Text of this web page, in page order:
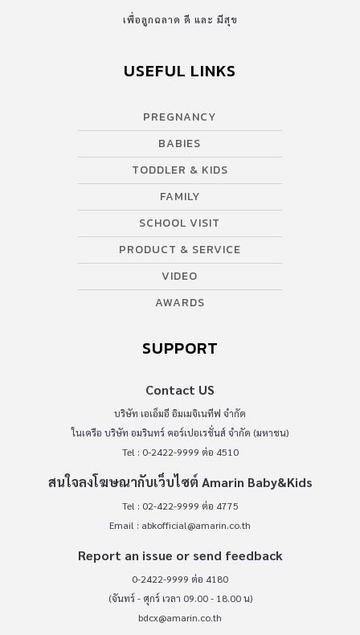
เพื่อลูกฉลาด ดี และ มีสุข
USEFUL LINKS
PREGNANCY
BABIES
TODDLER & KIDS
FAMILY
SCHOOL VISIT
PRODUCT & SERVICE
VIDEO
AWARDS
SUPPORT
Contact US
บริษัท เอเอ็มอี อิมเมจิเนทีฟ จำกัด
ในเครือ บริษัท อมรินทร์ คอร์เปอเรชั่นส์ จำกัด (มหาชน)
Tel : 0-2422-9999 ต่อ 4510
สนใจลงโฆษณากับเว็บไซต์ Amarin Baby&Kids
Tel : 02-422-9999 ต่อ 4775
Email : abkofficial@amarin.co.th
Report an issue or send feedback
0-2422-9999 ต่อ 4180
(จันทร์ - ศุกร์ เวลา 09.00 - 18.00 น)
bdcx@amarin.co.th